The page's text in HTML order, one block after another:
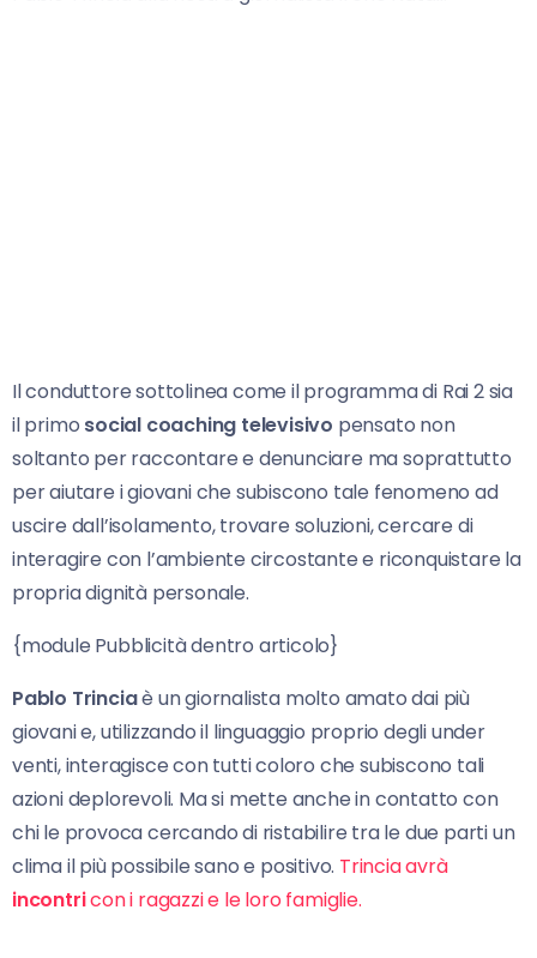
Il conduttore sottolinea come il programma di Rai 2 sia
il primo social coaching televisivo pensato non
soltanto per raccontare e denunciare ma soprattutto
per aiutare i giovani che subiscono tale fenomeno ad
uscire dall’isolamento, trovare soluzioni, cercare di
interagire con l’ambiente circostante e riconquistare la
propria dignità personale.
{module Pubblicità dentro articolo}
Pablo Trinciaè un giornalista molto amato dai più
giovani e, utilizzando il linguaggio proprio degli under
venti, interagisce con tutti coloro che subiscono tali
azioni deplorevoli. Ma si mette anche in contatto con
chi le provoca cercando di ristabilire tra le due parti un
clima il più possibile sano e positivo. Trincia avrà
incontricon i ragazzi e le loro famiglie.